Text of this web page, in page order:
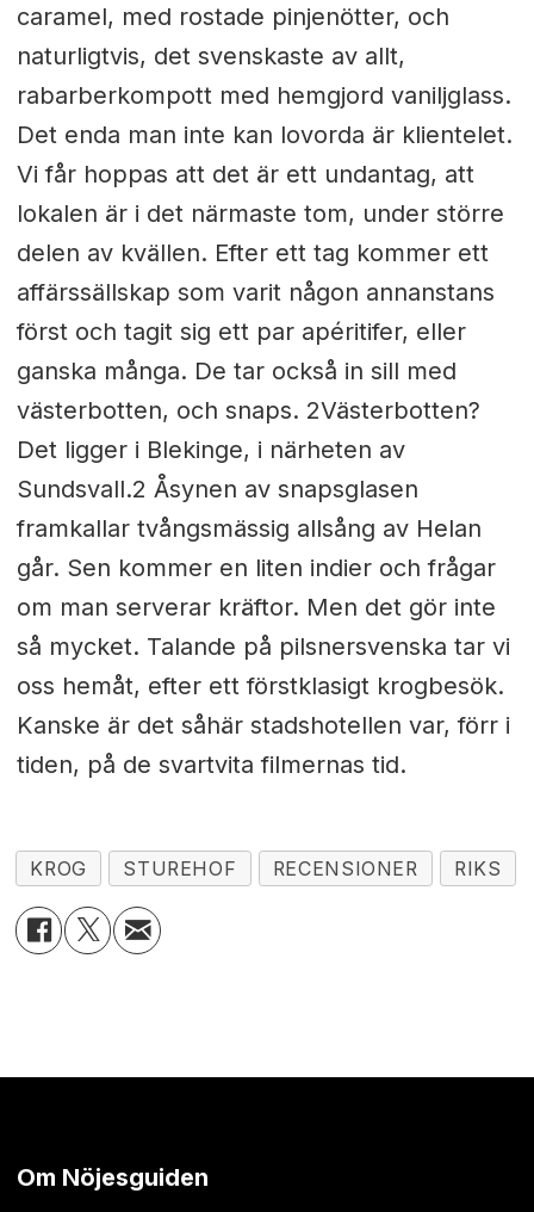
caramel, med rostade pinjenötter, och
naturligtvis, det svenskaste av allt,
rabarberkompott med hemgjord vaniljglass.
Det enda man inte kan lovorda är klientelet.
Vi får hoppas att det är ett undantag, att
lokalen är i det närmaste tom, under större
delen av kvällen. Efter ett tag kommer ett
affärssällskap som varit någon annanstans
först och tagit sig ett par apéritifer, eller
ganska många. De tar också in sill med
västerbotten, och snaps. 2Västerbotten?
Det ligger i Blekinge, i närheten av
Sundsvall.2 Åsynen av snapsglasen
framkallar tvångsmässig allsång av Helan
går. Sen kommer en liten indier och frågar
om man serverar kräftor. Men det gör inte
så mycket. Talande på pilsnersvenska tar vi
oss hemåt, efter ett förstklasigt krogbesök.
Kanske är det såhär stadshotellen var, förr i
tiden, på de svartvita filmernas tid.
KROG STUREHOF RECENSIONER RIKS
Om Nöjesguiden